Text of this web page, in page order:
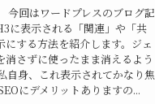
今回はワードプレスのブログ記
に表示される「関連」や「共
にする方法を紹介します。ジェ
消さずに使ったまま消えるよう
自身、これ表示されてかなり焦
にデメリットありますの...